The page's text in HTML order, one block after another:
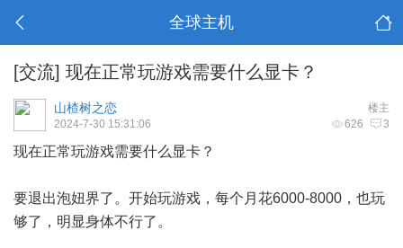
全球主机
[交流] 现在正常玩游戏需要什么显卡？
楼主
山楂树之恋
626 3
2024-7-30 15:31:06
现在正常玩游戏需要什么显卡？
要退出泡妞界了。开始玩游戏，每个月花6000-8000，也玩
够了，明显身体不行了。